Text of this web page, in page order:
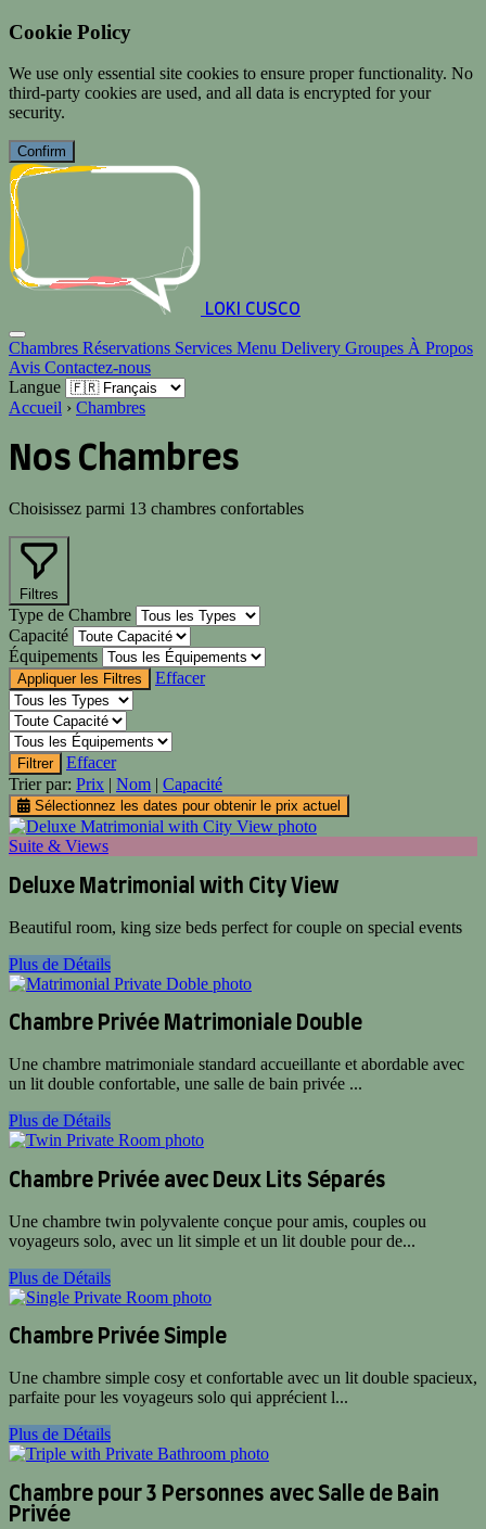
Cookie Policy
We use only essential site cookies to ensure proper functionality. No
third-party cookies are used, and all data is encrypted for your
security.
Confirm
LOKI CUSCO
Chambres Réservations Services Menu Delivery Groupes À Propos
Avis Contactez-nous
Langue
Accueil › Chambres
Nos Chambres
Choisissez parmi 13 chambres confortables
Filtres
Type de Chambre
Capacité
Équipements
Effacer
Effacer
Trier par: Prix | Nom | Capacité
Sélectionnez les dates pour obtenir le prix actuel
Suite & Views
Deluxe Matrimonial with City View
Beautiful room, king size beds perfect for couple on special events
Plus de Détails
Chambre Privée Matrimoniale Double
Une chambre matrimoniale standard accueillante et abordable avec
un lit double confortable, une salle de bain privée ...
Plus de Détails
Chambre Privée avec Deux Lits Séparés
Une chambre twin polyvalente conçue pour amis, couples ou
voyageurs solo, avec un lit simple et un lit double pour de...
Plus de Détails
Chambre Privée Simple
Une chambre simple cosy et confortable avec un lit double spacieux,
parfaite pour les voyageurs solo qui apprécient l...
Plus de Détails
Chambre pour 3 Personnes avec Salle de Bain
Privée